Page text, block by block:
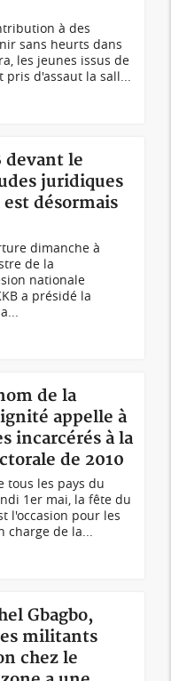
à des
sans heurts dans
les jeunes issus de
d'assaut la sall...
devant le
juridiques
désormais
dimanche à
de la
nationale
a présidé la
de la
appelle à
incarcérés à la
de 2010
tous les pays du
1er mai, la fête du
l'occasion pour les
charge de la...
Gbagbo,
militants
chez le